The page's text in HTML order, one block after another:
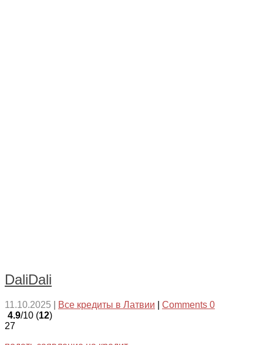
DaliDali
11.10.2025 Все кредиты в Латвии
Comments 0
4.9/10 (12)
27